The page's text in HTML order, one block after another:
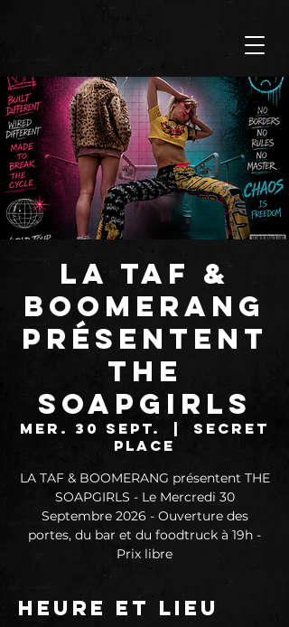
LA TAF &
BOOMERANG
présentent
THE
SOAPGIRLS
mer. 30 sept.
SECRET
PLACE
LA TAF & BOOMERANG présentent THE
SOAPGIRLS - Le Mercredi 30
Septembre 2026 - Ouverture des
portes, du bar et du foodtruck à 19h -
Prix libre
Heure et lieu